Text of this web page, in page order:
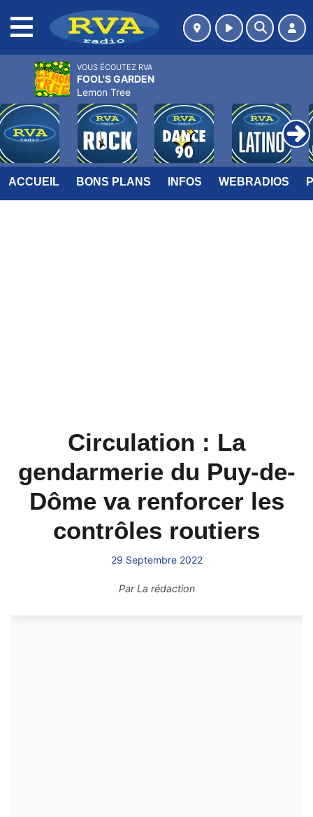
ACCUEIL BONS PLANS INFOS WEBRADIOS
Circulation : La
gendarmerie du Puy-de-
Dôme va renforcer les
contrôles routiers
29 Septembre 2022
ParLa rédaction
VOUS ÉCOUTEZ RVA
FOOL'S GARDEN
Lemon Tree